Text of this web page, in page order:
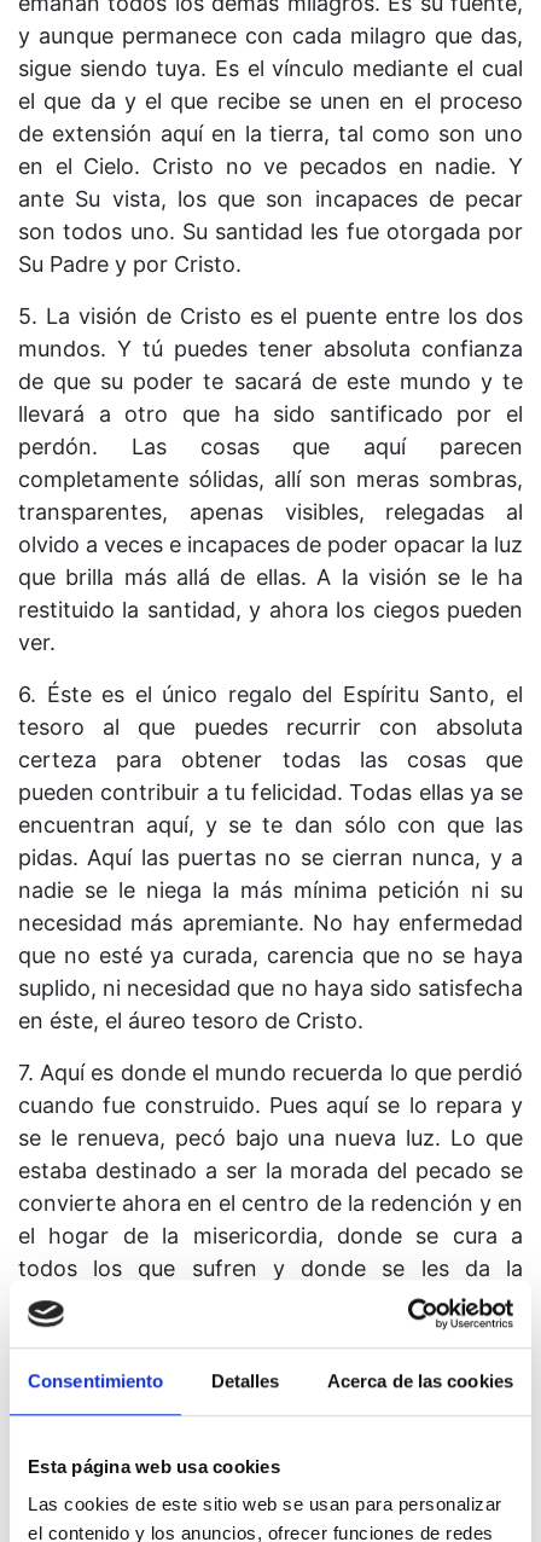
Consentimiento Detalles Acerca de las cookies
Esta página web usa cookies
Las cookies de este sitio web se usan para personalizar
el contenido y los anuncios, ofrecer funciones de redes
y aunque permanece con cada milagro que das,
sigue siendo tuya. Es el vínculo mediante el cual
el que da y el que recibe se unen en el proceso
de extensión aquí en la tierra, tal como son uno
en el Cielo. Cristo no ve pecados en nadie. Y
ante Su vista, los que son incapaces de pecar
son todos uno. Su santidad les fue otorgada por
Su Padre y por Cristo.
5. La visión de Cristo es el puente entre los dos
mundos. Y tú puedes tener absoluta confianza
de que su poder te sacará de este mundo y te
llevará a otro que ha sido santificado por el
perdón. Las cosas que aquí parecen
completamente sólidas, allí son meras sombras,
transparentes, apenas visibles, relegadas al
olvido a veces e incapaces de poder opacar la luz
que brilla más allá de ellas. A la visión se le ha
restituido la santidad, y ahora los ciegos pueden
ver.
6. Éste es el único regalo del Espíritu Santo, el
tesoro al que puedes recurrir con absoluta
certeza para obtener todas las cosas que
pueden contribuir a tu felicidad. Todas ellas ya se
encuentran aquí, y se te dan sólo con que las
pidas. Aquí las puertas no se cierran nunca, y a
nadie se le niega la más mínima petición ni su
necesidad más apremiante. No hay enfermedad
que no esté ya curada, carencia que no se haya
suplido, ni necesidad que no haya sido satisfecha
en éste, el áureo tesoro de Cristo.
7. Aquí es donde el mundo recuerda lo que perdió
cuando fue construido. Pues aquí se lo repara y
se le renueva, pecó bajo una nueva luz. Lo que
estaba destinado a ser la morada del pecado se
convierte ahora en el centro de la redención y en
el hogar de la misericordia, donde se cura a
todos los que sufren y donde se les da la
bienvenida. A nadie se le niega la entrada a este
nuevo hogar donde le aguarda su
8. La visión de Cristo es la tierra santa donde las
azucenas del perdón echan raíces. Ése es su